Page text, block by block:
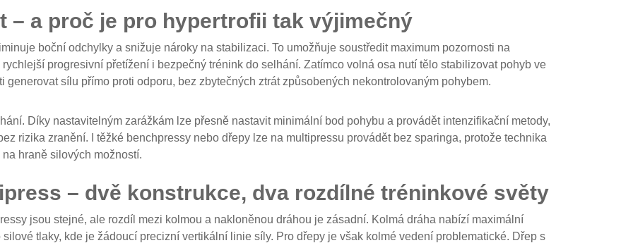
– a proč je pro hypertrofii tak výjimečný
boční odchylky a snižuje nároky na stabilizaci. To umožňuje soustředit maximum pozornosti na
progresivní přetížení i bezpečný trénink do selhání. Zatímco volná osa nutí tělo stabilizovat pohyb ve
sílu přímo proti odporu, bez zbytečných ztrát způsobených nekontrolovaným pohybem.
Díky nastavitelným zarážkám lze přesně nastavit minimální bod pohybu a provádět intenzifikační metody,
rizika zranění. I těžké benchpressy nebo dřepy lze na multipressu provádět bez sparinga, protože technika
hraně silových možností.
– dvě konstrukce, dva rozdílné tréninkové světy
jsou stejné, ale rozdíl mezi kolmou a nakloněnou dráhou je zásadní. Kolmá dráha nabízí maximální
tlaky, kde je žádoucí precizní vertikální linie síly. Pro dřepy je však kolmé vedení problematické. Dřep s